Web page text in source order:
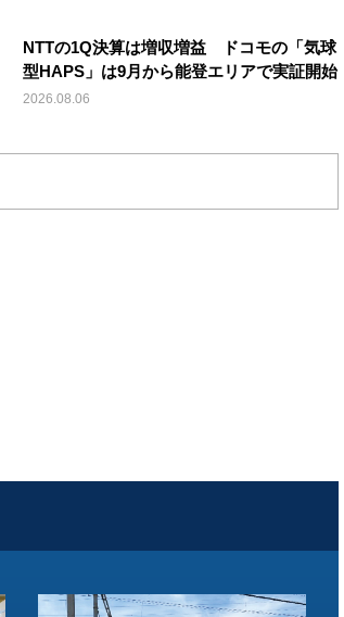
NTTの1Q決算は増収増益 ドコモの「気球
型HAPS」は9月から能登エリアで実証開始
2026.08.06